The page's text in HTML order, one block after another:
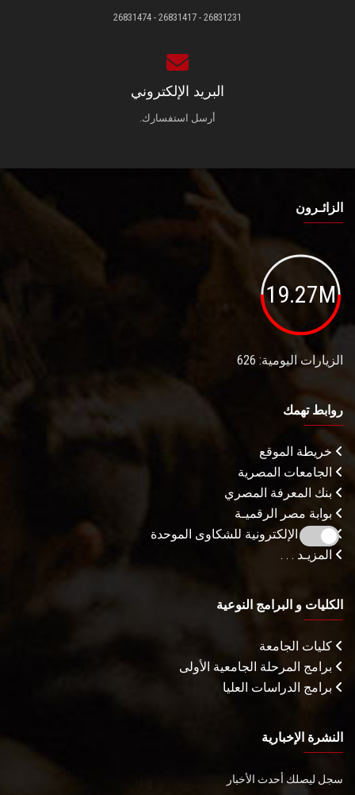
26831231 - 26831417 - 26831474
البريد الإلكتروني
أرسل استفسارك.
الزائـرون
19.27M
الزيارات اليومية: 626
روابط تهمك
خريطة الموقع
الجامعات المصرية
بنك المعرفة المصري
بوابة مصر الرقميـة
البوابة الإلكترونية للشكاوى الموحدة
المزيـد . . .
الكليات و البرامج النوعية
كليات الجامعة
برامج المرحلة الجامعية الأولى
برامج الدراسات العليا
النشرة الإخبارية
سجل ليصلك أحدث الأخبار